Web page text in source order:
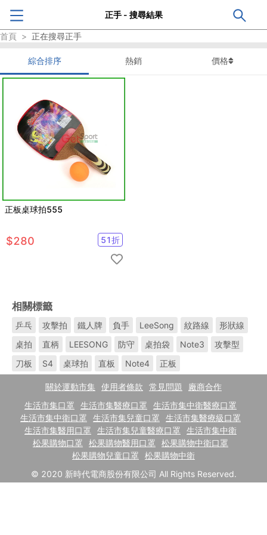
正手 - 搜尋結果
首頁 > 正在搜尋正手
綜合排序 熱銷 價格
正板桌球拍555
$280 51折
相關標籤
乒乓 攻擊拍 鐵人牌 負手 LeeSong 紋路線
形狀線
桌拍
直柄 LEESONG 防守 桌拍袋 Note3
攻擊型
刀板
S4 桌球拍 直板 Note4 正板
關於運動市集 使用者條款 常見問題
廠商合作
生活市集口罩
生活市集醫療口罩
生活市集中衛醫療口罩
生活市集中衛口罩
生活市集兒童口罩
生活市集醫療級口罩
生活市集醫用口罩
生活市集兒童醫療口罩
生活市集中衛
松果購物口罩
松果購物醫用口罩
松果購物中衛口罩
松果購物兒童口罩
松果購物中衛
© 2020 新時代電商股份有限公司 All Rights Reserved.